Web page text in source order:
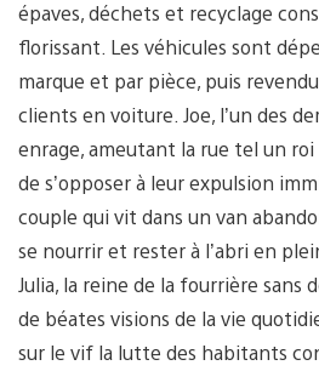
épaves, déchets et recyclage
florissant. Les véhicules sont
marque et par pièce, puis
clients en voiture. Joe, l’un des
enrage, ameutant la rue tel un
de s’opposer à leur expulsion
couple qui vit dans un van
se nourrir et rester à l’abri en
Julia, la reine de la fourrière sans
de béates visions de la vie
sur le vif la lutte des habitants